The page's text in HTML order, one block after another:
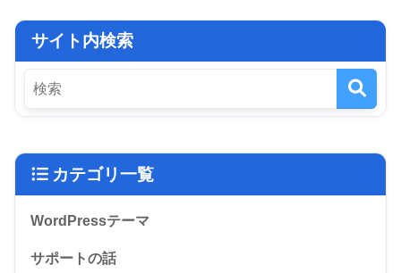
サイト内検索
カテゴリ一覧
WordPressテーマ
サポートの話